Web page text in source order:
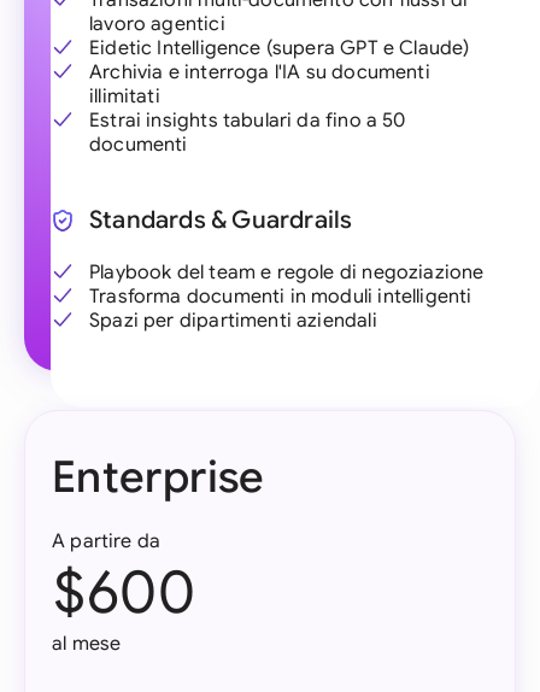
lavoro agentici
Eidetic Intelligence (supera GPT e Claude)
Archivia e interroga l'IA su documenti
illimitati
Estrai insights tabulari da fino a 50
documenti
Standards & Guardrails
Playbook del team e regole di negoziazione
Trasforma documenti in moduli intelligenti
Spazi per dipartimenti aziendali
Enterprise
A partire da
$600
al mese